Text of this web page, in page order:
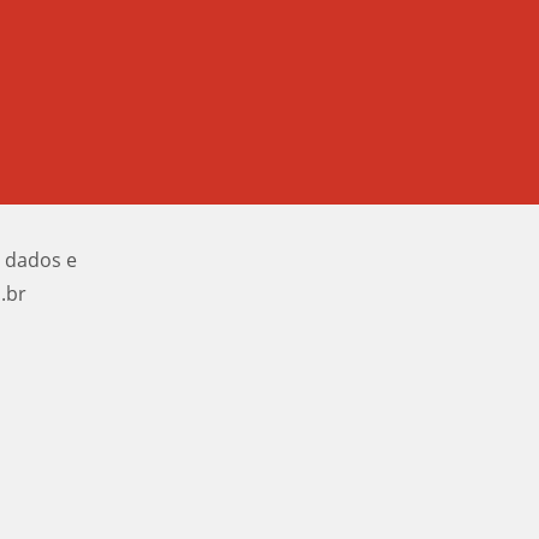
e